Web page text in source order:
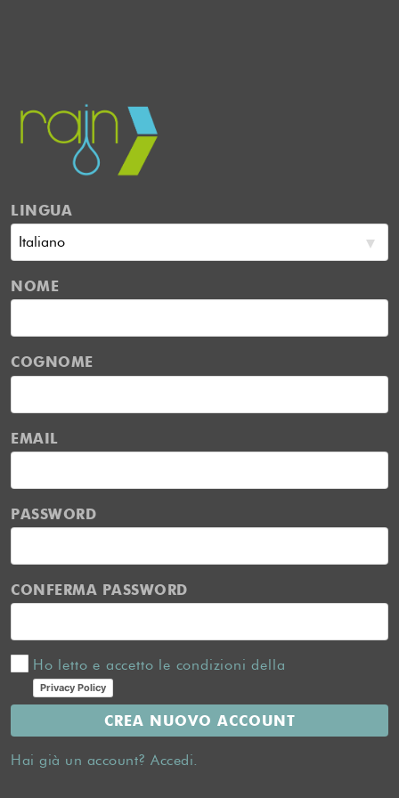
LINGUA
NOME
COGNOME
EMAIL
PASSWORD
CONFERMA PASSWORD
Ho letto e accetto le condizioni della
Privacy Policy
CREA NUOVO ACCOUNT
Hai già un account? Accedi.